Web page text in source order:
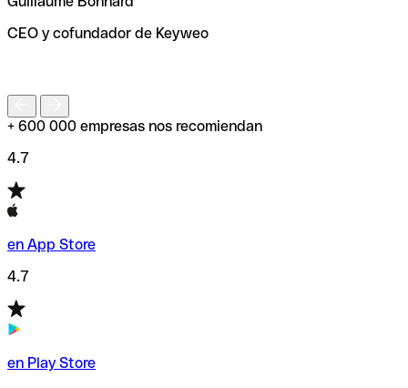
de enviar tu transferencia.
CEO y cofundador de Keyweo
+ 600 000 empresas nos recomiendan
4.7
en App Store
4.7
en Play Store